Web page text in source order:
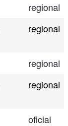
regional
regional
regional
regional
oficial